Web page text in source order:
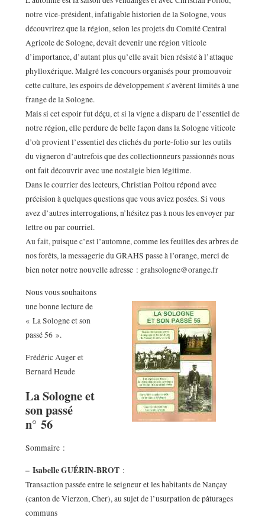
notre vice-président, infatigable historien de la Sologne, vous
découvrirez que la région, selon les projets du Comité Central
Agricole de Sologne, devait devenir une région viticole
d’importance, d’autant plus qu’elle avait bien résisté à l’attaque
phylloxérique. Malgré les concours organisés pour promouvoir
cette culture, les espoirs de développement s’avèrent limités à une
frange de la Sologne.
Mais si cet espoir fut déçu, et si la vigne a disparu de l’essentiel de
notre région, elle perdure de belle façon dans la Sologne viticole
d’où provient l’essentiel des clichés du porte-folio sur les outils
du vigneron d’autrefois que des collectionneurs passionnés nous
ont fait découvrir avec une nostalgie bien légitime.
Dans le courrier des lecteurs, Christian Poitou répond avec
précision à quelques questions que vous aviez posées. Si vous
avez d’autres interrogations, n’hésitez pas à nous les envoyer par
lettre ou par courriel.
Au fait, puisque c’est l’automne, comme les feuilles des arbres de
nos forêts, la messagerie du GRAHS passe à l’orange, merci de
bien noter notre nouvelle adresse : grahsologne@orange.fr
Nous vous souhaitons
une bonne lecture de
« La Sologne et son
passé 56 ».
Frédéric Auger et
Bernard Heude
La Sologne et
son passé
n° 56
Sommaire :
– Isabelle GUÉRIN-BROT:
Transaction passée entre le seigneur et les habitants de Nançay
(canton de Vierzon, Cher), au sujet de l’usurpation de pâturages
communs